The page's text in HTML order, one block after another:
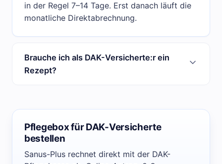
in der Regel 7–14 Tage. Erst danach läuft die
monatliche Direktabrechnung.
Brauche ich als DAK-Versicherte:r ein
Rezept?
Pflegebox für DAK-Versicherte
bestellen
Sanus-Plus rechnet direkt mit der DAK-